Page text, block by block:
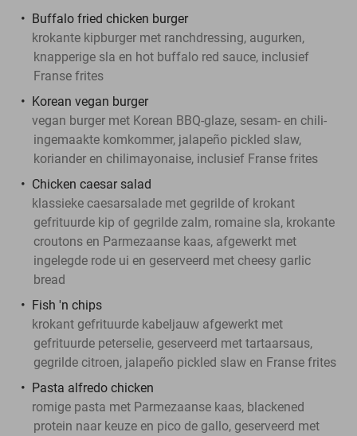
Buffalo fried chicken burger
krokante kipburger met ranchdressing, augurken,
knapperige sla en hot buffalo red sauce, inclusief
Franse frites
Korean vegan burger
vegan burger met Korean BBQ-glaze, sesam- en chili-
ingemaakte komkommer, jalapeño pickled slaw,
koriander en chilimayonaise, inclusief Franse frites
Chicken caesar salad
klassieke caesarsalade met gegrilde of krokant
gefrituurde kip of gegrilde zalm, romaine sla, krokante
croutons en Parmezaanse kaas, afgewerkt met
ingelegde rode ui en geserveerd met cheesy garlic
bread
Fish 'n chips
krokant gefrituurde kabeljauw afgewerkt met
gefrituurde peterselie, geserveerd met tartaarsaus,
gegrilde citroen, jalapeño pickled slaw en Franse frites
Pasta alfredo chicken
romige pasta met Parmezaanse kaas, blackened
protein naar keuze en pico de gallo, geserveerd met